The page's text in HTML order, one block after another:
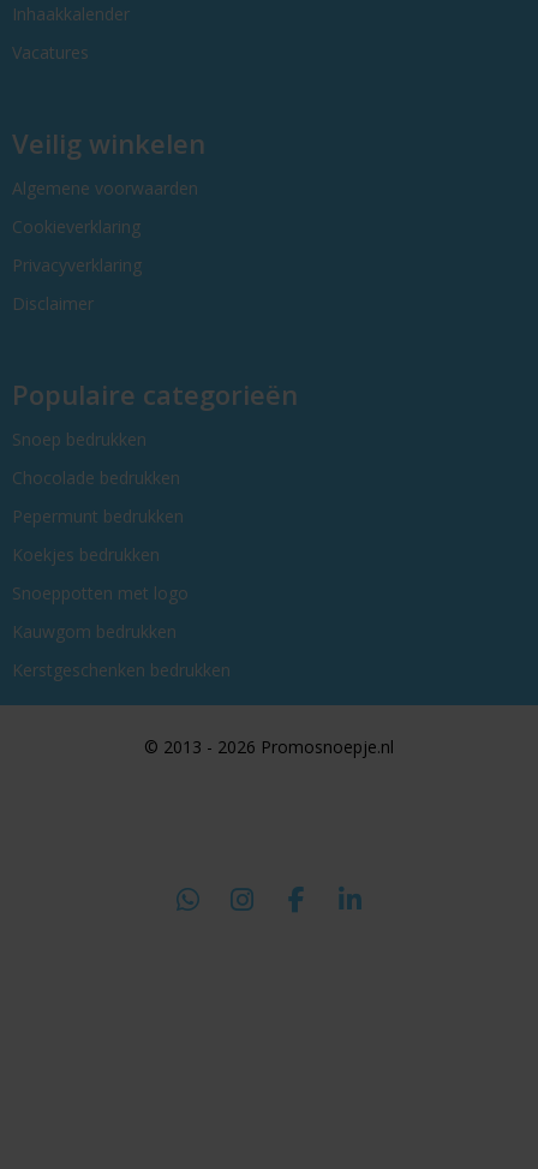
Inhaakkalender
Vacatures
Veilig winkelen
Algemene voorwaarden
Cookieverklaring
Privacyverklaring
Disclaimer
Populaire categorieën
Snoep bedrukken
Chocolade bedrukken
Pepermunt bedrukken
Koekjes bedrukken
Snoeppotten met logo
Kauwgom bedrukken
Kerstgeschenken bedrukken
© 2013 - 2026 Promosnoepje.nl